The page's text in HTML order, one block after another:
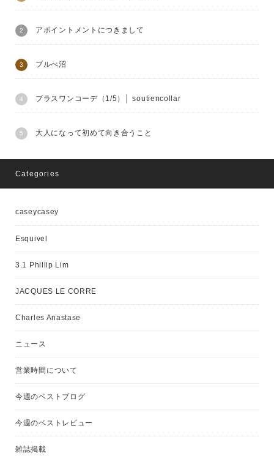
アポイントメントにつきまして
ブルべ沼
プラスワンコーデ（1/5）│ soutiencollar
大人になって初めて向き合うこと
Categories
caseycasey
Esquivel
3.1 Phillip Lim
JACQUES LE CORRE
Charles Anastase
ニュース
営業時間について
今週のベストブログ
今週のベストレビュー
雑誌掲載